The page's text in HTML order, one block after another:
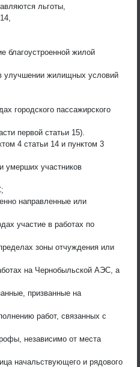
льготы,
благоустроенной жилой
улучшении жилищных условий
городского пассажирского
первой статьи 15).
4 статьи 14 и пунктом 3
умерших участников
направленные или
участие в работах по
зоны отчуждения или
на Чернобыльской АЭС, а
призванные на
работ, связанных с
независимо от места
начальствующего и рядового